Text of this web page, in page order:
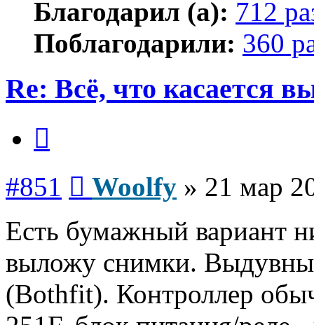
Благодарил (а): 712
Поблагодарили: 360
Re: Всё, что касается
#851 Woolfy » 21 мар
Есть бумажный вариант
выложу снимки.
(Bothfit). Контроллер